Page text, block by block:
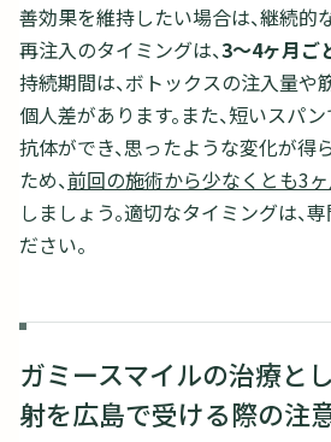
善効果を維持したい場合は、継続的
再注入のタイミングは、3～4ヶ月ご
持続期間は、ボトックスの注入量や
個人差があります。また、短いスパ
抗体ができ、思ったような変化が得
ため、前回の施術から少なくとも3
しましょう。適切なタイミングは、
ださい。
ガミースマイルの治療と
射を広島で受ける際の注